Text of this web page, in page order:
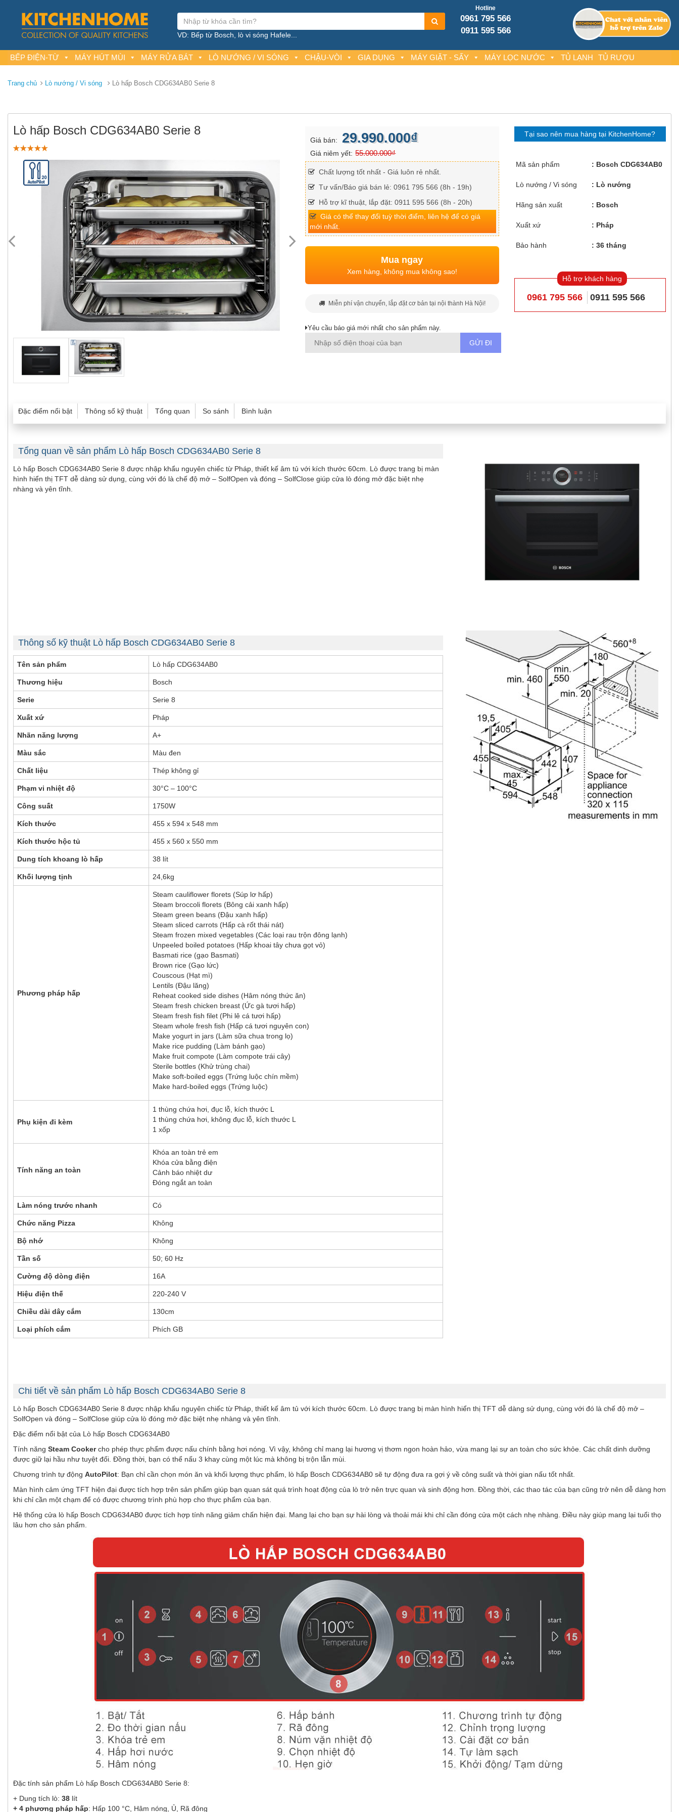
Hotline
0961 795 566
0911 595 566
VD: Bếp từ Bosch, lò vi sóng Hafele...
BẾP ĐIỆN-TỪ MÁY HÚT MÙI MÁY RỬA BÁT LÒ NƯỚNG / VI SÓNG CHẬU-VÒI GIA DỤNG MÁY GIẶT - SẤY MÁY LỌC NƯỚC TỦ LẠNH TỦ RƯỢU
Trang chủ Lò nướng / Vi sóng Lò hấp Bosch CDG634AB0 Serie 8
Lò hấp Bosch CDG634AB0 Serie 8
Giá bán: 29.990.000₫
Giá niêm yết: 55.000.000₫
Chất lượng tốt nhất - Giá luôn rẻ nhất.
Tư vấn/Báo giá bán lẻ: 0961 795 566 (8h - 19h)
Hỗ trợ kĩ thuật, lắp đặt: 0911 595 566 (8h - 20h)
Giá có thể thay đổi tuỳ thời điểm, liên hệ để có giá
mới nhất.
Mua ngay
Xem hàng, không mua không sao!
Miễn phí vận chuyển, lắp đặt cơ bản tại nội thành Hà Nội!
Yêu cầu báo giá mới nhất cho sản phẩm này.
Tại sao nên mua hàng tại KitchenHome?
Mã sản phẩm Bosch CDG634AB0
Lò nướng / Vi sóng Lò nướng
Hãng sản xuất Bosch
Xuất xứ Pháp
Bảo hành 36 tháng
Hỗ trợ khách hàng
0961 795 566 0911 595 566
Đặc điểm nổi bật Thông số kỹ thuật Tổng quan So sánh Bình luận
Tổng quan về sản phẩm Lò hấp Bosch CDG634AB0 Serie 8
Lò hấp Bosch CDG634AB0 Serie 8 được nhập khẩu nguyên chiếc từ Pháp, thiết kế âm tủ với kích thước 60cm. Lò được trang bị màn
hình hiển thị TFT dễ dàng sử dụng, cùng với đó là chế độ mở – SolfOpen và đóng – SolfClose giúp cửa lò đóng mở đặc biệt nhẹ
nhàng và yên tĩnh.
Thông số kỹ thuật Lò hấp Bosch CDG634AB0 Serie 8
Tên sản phẩm Lò hấp CDG634AB0
Thương hiệu Bosch
Serie Serie 8
Xuất xứ Pháp
Nhãn năng lượng A+
Màu sắc Màu đen
Chất liệu Thép không gỉ
Phạm vi nhiệt độ 30°C – 100°C
Công suất 1750W
Kích thước 455 x 594 x 548 mm
Kích thước hộc tủ 455 x 560 x 550 mm
Dung tích khoang lò hấp 38 lít
Khối lượng tịnh 24,6kg
Phương pháp hấp
Steam cauliflower florets (Súp lơ hấp)
Steam broccoli florets (Bông cải xanh hấp)
Steam green beans (Đậu xanh hấp)
Steam sliced carrots (Hấp cà rốt thái nát)
Steam frozen mixed vegetables (Các loại rau trộn đông lạnh)
Unpeeled boiled potatoes (Hấp khoai tây chưa gọt vỏ)
Basmati rice (gạo Basmati)
Brown rice (Gạo lức)
Couscous (Hạt mì)
Lentils (Đậu lăng)
Reheat cooked side dishes (Hâm nóng thức ăn)
Steam fresh chicken breast (Ức gà tươi hấp)
Steam fresh fish filet (Phi lê cá tươi hấp)
Steam whole fresh fish (Hấp cá tươi nguyên con)
Make yogurt in jars (Làm sữa chua trong lọ)
Make rice pudding (Làm bánh gạo)
Make fruit compote (Làm compote trái cây)
Sterile bottles (Khử trùng chai)
Make soft-boiled eggs (Trứng luộc chín mềm)
Make hard-boiled eggs (Trứng luộc)
Phụ kiện đi kèm
1 thùng chứa hơi, đục lỗ, kích thước L
1 thùng chứa hơi, không đục lỗ, kích thước L
1 xốp
Tính năng an toàn
Khóa an toàn trẻ em
Khóa cửa bằng điện
Cảnh báo nhiệt dư
Đóng ngắt an toàn
Làm nóng trước nhanh Có
Chức năng Pizza Không
Bộ nhớ Không
Tần số 50; 60 Hz
Cường độ dòng điện 16A
Hiệu điện thế 220-240 V
Chiều dài dây cắm 130cm
Loại phích cắm Phích GB
Chi tiết về sản phẩm Lò hấp Bosch CDG634AB0 Serie 8
Lò hấp Bosch CDG634AB0 Serie 8 được nhập khẩu nguyên chiếc từ Pháp, thiết kế âm tủ với kích thước 60cm. Lò được trang bị màn hình hiển thị TFT dễ dàng sử dụng, cùng với đó là chế độ mở –
SolfOpen và đóng – SolfClose giúp cửa lò đóng mở đặc biệt nhẹ nhàng và yên tĩnh.
Đặc điểm nổi bật của Lò hấp Bosch CDG634AB0
Tính năng Steam Cookercho phép thực phẩm được nấu chính bằng hơi nóng. Vì vậy, không chỉ mang lại hương vị thơm ngon hoàn hảo, vừa mang lại sự an toàn cho sức khỏe. Các chất dinh dưỡng
được giữ lại hầu như tuyệt đối. Đồng thời, bạn có thể nấu 3 khay cùng một lúc mà không bị trộn lẫn mùi.
Chương trình tự động AutoPilot: Bạn chỉ cần chọn món ăn và khối lượng thực phẩm, lò hấp Bosch CDG634AB0 sẽ tự động đưa ra gợi ý về công suất và thời gian nấu tốt nhất.
Màn hình cảm ứng TFT hiện đại được tích hợp trên sản phẩm giúp bạn quan sát quá trình hoạt động của lò trở nên trực quan và sinh động hơn. Đồng thời, các thao tác của bạn cũng trở nên dễ dàng hơn
khi chỉ cần một chạm để có được chương trình phù hợp cho thực phẩm của bạn.
Hê thống cửa lò hấp Bosch CDG634AB0 được tích hợp tính năng giảm chấn hiện đại. Mang lại cho bạn sự hài lòng và thoải mái khi chỉ cần đóng cửa một cách nhẹ nhàng. Điều này giúp mang lại tuổi thọ
lâu hơn cho sản phẩm.
Đặc tính sản phẩm Lò hấp Bosch CDG634AB0 Serie 8:
+ Dung tích lò: 38 lít
+ 4 phương pháp hấp: Hấp 100 °C, Hâm nóng, Ủ, Rã đông